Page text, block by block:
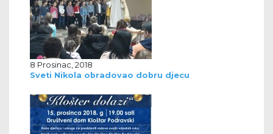
8 Prosinac, 2018
Sveti Nikola obradovao dobru djecu